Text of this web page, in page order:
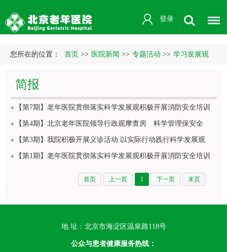
登录
您所在的位置： 首页 >> 医院新闻 >> 专题活动 >> 学习发展观
简报
【第7期】老年医院贯彻落实科学发展观积极开展消防安全培训
【第4期】北京老年医院领导行政观摩查房 科学管理保安全
【第3期】我院积极开展义诊活动 以实际行动践行科学发展观
【第1期】老年医院贯彻落实科学发展观积极开展消防安全培训
首页 上一页 1 下一页 末页
地 址：北京市海淀区温泉路118号
公众与患者健康服务热线：